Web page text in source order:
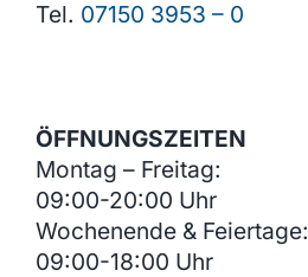
Tel. 07150 3953 – 0
ÖFFNUNGSZEITEN
Montag – Freitag:
09:00-20:00 Uhr
Wochenende & Feiertage:
09:00-18:00 Uhr